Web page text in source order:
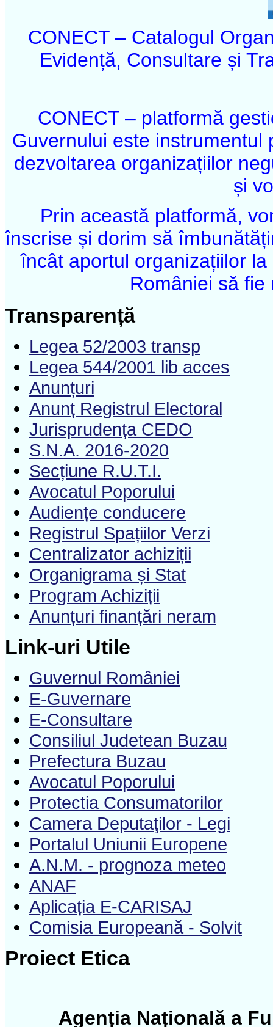
CONECT – Catalogul
Evidență, Consultare și
CONECT – platformă
Guvernului este
dezvoltarea organizațiilor
și
Prin această platformă,
înscrise și dorim să
încât aportul organizațiilor
României să
Transparență
Legea 52/2003 transp
Legea 544/2001 lib acces
Anunțuri
Anunț Registrul Electoral
Jurisprudența CEDO
S.N.A. 2016-2020
Secțiune R.U.T.I.
Avocatul Poporului
Audiențe conducere
Registrul Spațiilor Verzi
Centralizator achiziții
Organigrama și Stat
Program Achiziții
Anunțuri finanțări neram
Link-uri Utile
Guvernul României
E-Guvernare
E-Consultare
Consiliul Judetean Buzau
Prefectura Buzau
Avocatul Poporului
Protectia Consumatorilor
Camera Deputaţilor - Legi
Portalul Uniunii Europene
A.N.M. - prognoza meteo
ANAF
Aplicația E-CARISAJ
Comisia Europeană - Solvit
Proiect Etica
Agenția Națională a